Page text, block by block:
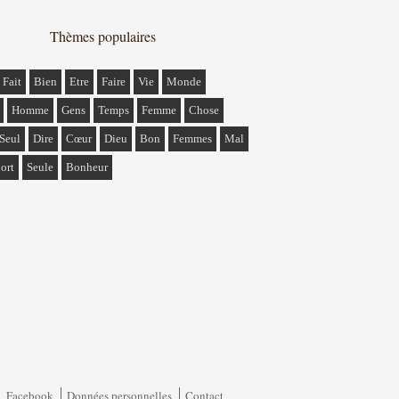
Thèmes populaires
Fait Bien Etre Faire Vie Monde
Homme Gens Temps Femme Chose
Seul Dire Cœur Dieu Bon Femmes Mal
Seule Bonheur
Facebook
Données personnelles Contact